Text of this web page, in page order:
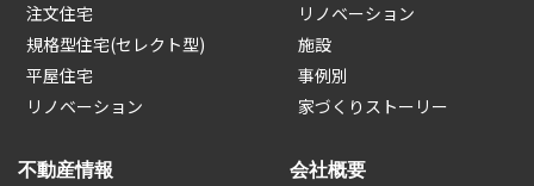
注文住宅
規格型住宅(セレクト型)
平屋住宅
リノベーション
リノベーション
施設
事例別
家づくりストーリー
不動産情報
会社概要